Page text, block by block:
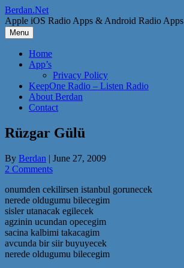
Skip
to
content
Berdan.Net
Apple iOS Radio Apps & Android Radio Apps
Menu
Home
App’s
Privacy Policy
KeepOne Radio – Listen Radio
About Berdan
Contact
Rüzgar Gülü
By Berdan | June 27, 2009
2 Comments
onumden cekilirsen istanbul gorunecek
nerede oldugumu bilecegim
sisler utanacak egilecek
agzinin ucundan opecegim
sacina kalbimi takacagim
avcunda bir siir buyuyecek
nerede oldugumu bilecegim